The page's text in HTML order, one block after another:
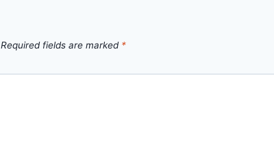
Required fields are marked *